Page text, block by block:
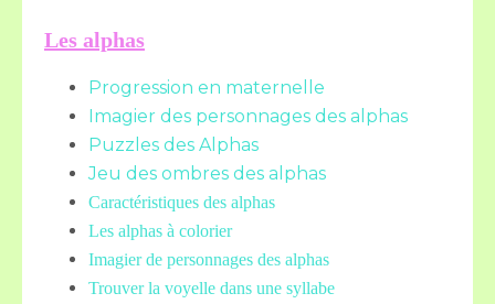
Les alphas
Progression en maternelle
Imagier des personnages des alphas
Puzzles des Alphas
Jeu des ombres des alphas
Caractéristiques des alphas
Les alphas à colorier
Imagier de personnages des alphas
Trouver la voyelle dans une syllabe